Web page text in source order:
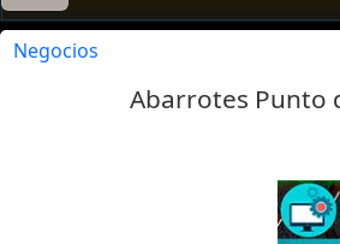
Negocios
Abarrotes Punto